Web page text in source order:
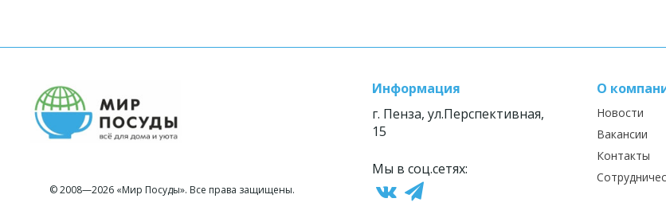
© 2008—2026 «Мир Посуды». Все права защищены.
Информация
г. Пенза, ул.Перспективная,
15
Мы в соц.сетях:
О
Новости
Вакансии
Контакты